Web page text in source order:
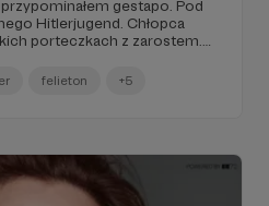
gestapo. Pod
Hitlerjugend. Chłopca
porteczkach z zarostem.
odległości bojąc się
Ich pech. Tej nocy była
felieton +5